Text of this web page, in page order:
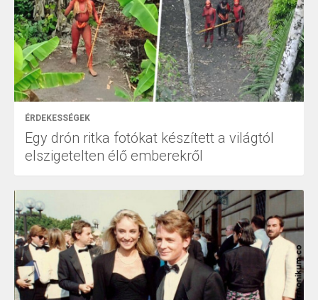
ÉRDEKESSÉGEK
Egy drón ritka fotókat készített a világtól
elszigetelten élő emberekről